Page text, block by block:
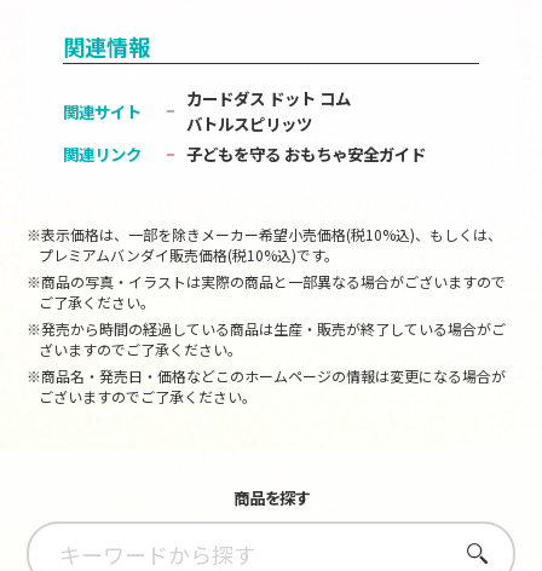
関連情報
関連サイト
カードダス ドット コム
バトルスピリッツ
関連リンク
子どもを守る おもちゃ安全ガイド
※表示価格は、一部を除きメーカー希望小売価格(税10%込)、もしくは、
プレミアムバンダイ販売価格(税10%込)です。
※商品の写真・イラストは実際の商品と一部異なる場合がございますので
ご了承ください。
※発売から時間の経過している商品は生産・販売が終了している場合がご
ざいますのでご了承ください。
※商品名・発売日・価格などこのホームページの情報は変更になる場合が
ございますのでご了承ください。
商品を探す
さがす